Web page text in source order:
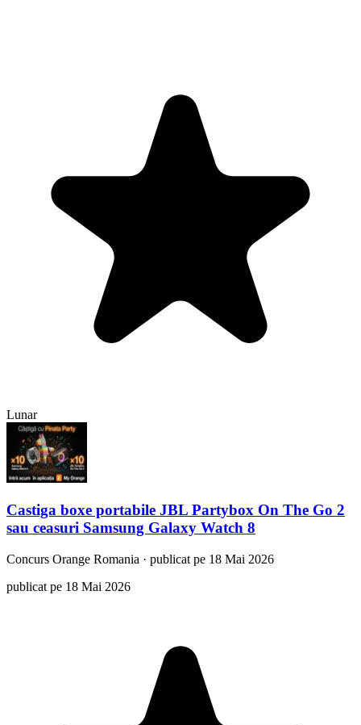
Lunar
Castiga boxe portabile JBL Partybox On The Go 2
sau ceasuri Samsung Galaxy Watch 8
Concurs Orange Romania · publicat pe 18 Mai 2026
publicat pe 18 Mai 2026